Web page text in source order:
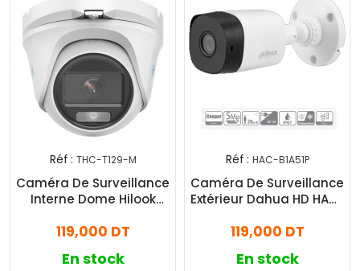
Réf : THC-T129-M
Caméra De Surveillance
Interne Dome Hilook
119,000 DT
En stock
Réf : HAC-B1A51P
Caméra De Surveillance
Extérieur Dahua HD HAC-
119,000 DT
En stock